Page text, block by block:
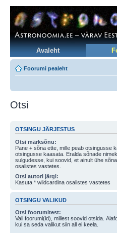
Avaleht
Foorumi pealeht
Otsi
OTSINGU JÄRJESTUS
Otsi märksõnu:
Pane + sõna ette, mille peab otsingusse
otsingusse kaasata. Eralda sõnade
sulgudesse, kui soovid, et ainult ühe sõnaga otsitaks. Kasuta * wildcardina
osalistes vastetes.
Otsi autori järgi:
Kasuta * wildcardina osalistes vastetes
OTSINGU VALIKUD
Otsi foorumitest:
Vali foorumi(id), millest soovid otsida.
kui sa seda valikut siin all ei keela.